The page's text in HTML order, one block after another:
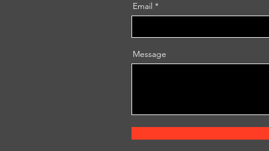
Email
Message